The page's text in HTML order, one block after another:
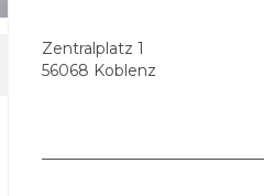
Zentralplatz 1
56068 Koblenz